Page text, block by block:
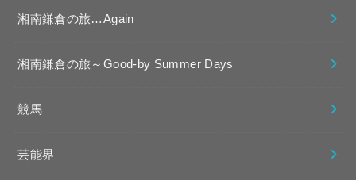
湘南鎌倉の旅…Again
湘南鎌倉の旅～Good-by Summer Days
競馬
芸能界